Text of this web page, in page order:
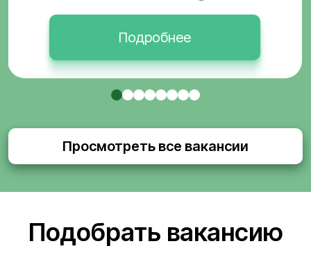
Подробнее
Просмотреть все вакансии
Подобрать вакансию